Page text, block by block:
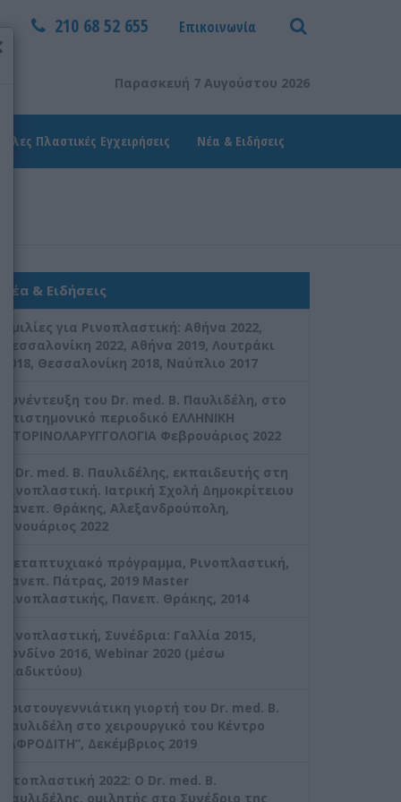
210 68 52 655 Επικοινωνία
Παρασκευή 7 Αυγούστου 2026
Άλλες Πλαστικές Εγχειρήσεις Νέα & Ειδήσεις
Νέα & Ειδήσεις
Ομιλίες για Ρινοπλαστική: Aθήνα 2022,
Θεσσαλονίκη 2022, Αθήνα 2019, Λουτράκι
2018, Θεσσαλονίκη 2018, Ναύπλιο 2017
Συνέντευξη του Dr. med. B. Παυλιδέλη, στο
επιστημονικό περιοδικό ΕΛΛΗΝΙΚΗ
ΩΤΟΡΙΝΟΛΑΡΥΓΓΟΛΟΓΙΑ Φεβρουάριος 2022
Ο Dr. med. Β. Παυλιδέλης, εκπαιδευτής στη
Ρινοπλαστική. Ιατρική Σχολή Δημοκρίτειου
Πανεπ. Θράκης, Αλεξανδρούπολη,
Ιανουάριος 2022
Μεταπτυχιακό πρόγραμμα, Ρινοπλαστική,
Πανεπ. Πάτρας, 2019 Master
Ρινοπλαστικής, Πανεπ. Θράκης, 2014
Ρινοπλαστική, Συνέδρια: Γαλλία 2015,
Λονδίνο 2016, Webinar 2020 (μέσω
διαδικτύου)
Χριστουγεννιάτικη γιορτή του Dr. med. B.
Παυλιδέλη στο χειρουργικό του Κέντρο
“ΑΦΡΟΔΙΤΗ”, Δεκέμβριος 2019
Ωτοπλαστική 2022: Ο Dr. med. B.
Παυλιδέλης, ομιλητής στο Συνέδριο της